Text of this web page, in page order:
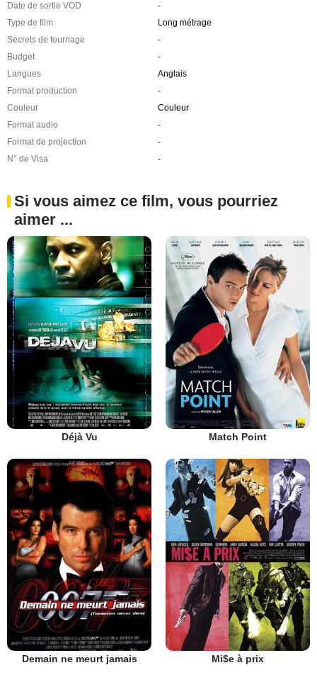
Date de sortie VOD
-
Type de film
Long métrage
Secrets de tournage
-
Budget
-
Langues
Anglais
Format production
-
Couleur
Couleur
Format audio
-
Format de projection
-
N° de Visa
-
Si vous aimez ce film, vous pourriez
aimer ...
Déjà Vu Match Point
Demain ne meurt jamais Mi$e à prix